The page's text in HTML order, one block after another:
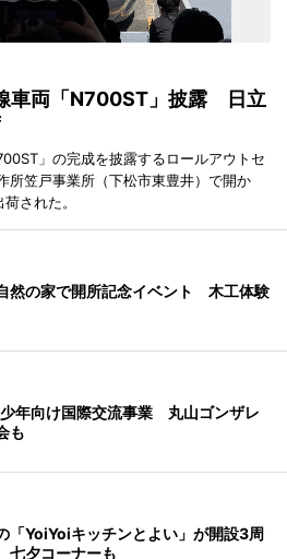
車両「N700ST」披露 日立
」の完成を披露するロールアウトセ
所笠戸事業所（下松市東豊井）で開か
された。
然の家で開所記念イベント 木工体験
年向け国際交流事業 丸山ゴンザレ
も
「YoiYoiキッチンとよい」が開設3周
夕コーナーも